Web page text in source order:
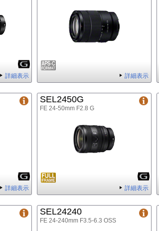
詳細表示 詳細表示
詳細表示
SEL2450G
FE 24-50mm F2.8 G
詳細表示
SEL24240
FE 24-240mm F3.5-6.3 OSS